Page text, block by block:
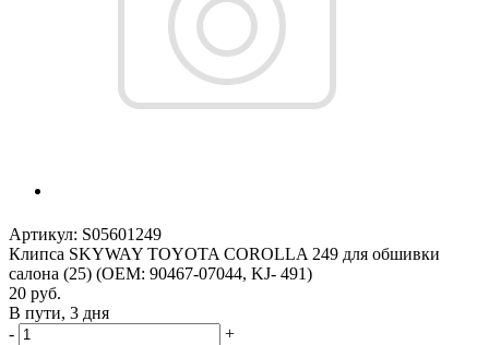
Артикул: S05601249
Клипса SKYWAY TOYOTA COROLLA 249 для обшивки
салона (25) (OEM: 90467-07044, KJ- 491)
20 руб.
В пути, 3 дня
-
+